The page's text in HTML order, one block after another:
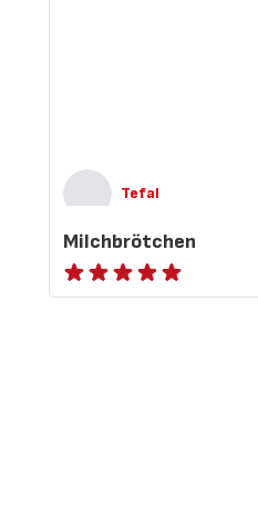
Tefal
Milchbrötchen
ratings.NaN